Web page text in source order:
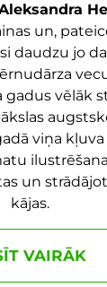
un,
daudzu jo
vēlāk
viņa
un
kājas.
VAIRĀK